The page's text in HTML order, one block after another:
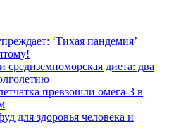
‘Тихая пандемия’
средиземноморская диета: два
превзошли омега-3 в
для здоровья человека и